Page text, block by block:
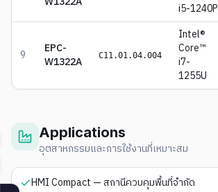
i5-1240P
9
EPC-
W1322A
C11.01.04.004
Intel®
Core™
i7-
1255U
Applications
อุตสาหกรรมและการใช้งานที่เหมาะสม
HMI Compact — สถานีควบคุมพื้นที่จำกัด